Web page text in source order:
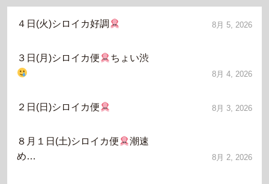
４日(火)シロイカ好調 8月 5, 2026
３日(月)シロイカ便 ちょい渋
8月 4, 2026
２日(日)シロイカ便 8月 3, 2026
８月１日(土)シロイカ便
潮速
め…
8月 2, 2026